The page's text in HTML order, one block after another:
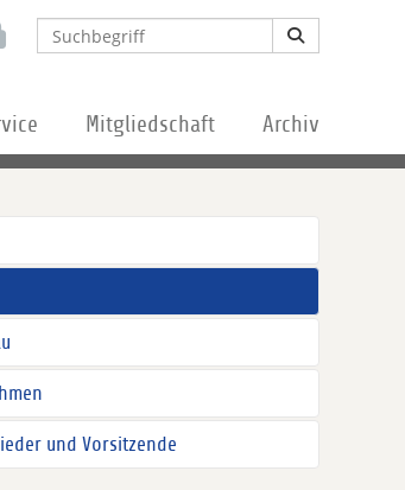
Mitgliedschaft Archiv
und Vorsitzende